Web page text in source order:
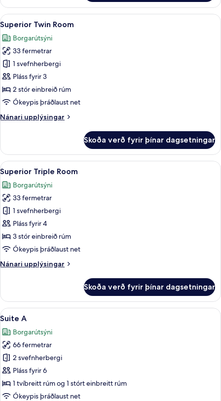
Double
Room
Skoða
allar
myndir
fyrir
Superior
Twin
Room
Öryggishólf í herbergi, myrkratjöld/-
9
Superior Twin Room
Borgarútsýni
33 fermetrar
1 svefnherbergi
Pláss fyrir 3
2 stór einbreið rúm
Ókeypis þráðlaust net
Nánari upplýsingar
Nánari
Twin
Room
Skoða verð fyrir þínar dagsetningar
Skoða
allar
myndir
fyrir
Superior
Triple
Room
Superior Triple Room | Öryggishólf
5
Superior Triple Room
Borgarútsýni
33 fermetrar
1 svefnherbergi
Pláss fyrir 4
3 stór einbreið rúm
Ókeypis þráðlaust net
Nánari upplýsingar
Nánari
Triple
Room
Skoða verð fyrir þínar dagsetningar
Skoða
allar
myndir
fyrir
Suite
A
Suite A | Stofa | 50-tommu
18
Suite A
Borgarútsýni
66 fermetrar
2 svefnherbergi
Pláss fyrir 6
1 tvíbreitt rúm og 1 stórt einbreitt rúm
Ókeypis þráðlaust net